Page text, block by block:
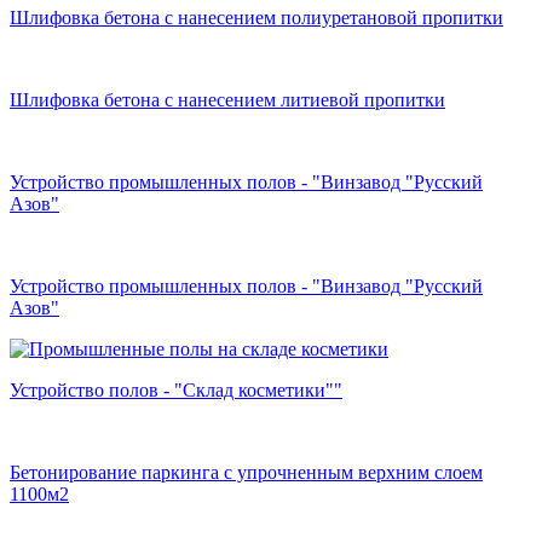
Шлифовка бетона с нанесением полиуретановой пропитки
Шлифовка бетона с нанесением литиевой пропитки
Устройство промышленных полов - "Винзавод "Русский
Азов"
Устройство промышленных полов - "Винзавод "Русский
Азов"
Устройство полов - "Склад косметики""
Бетонирование паркинга с упрочненным верхним слоем
1100м2